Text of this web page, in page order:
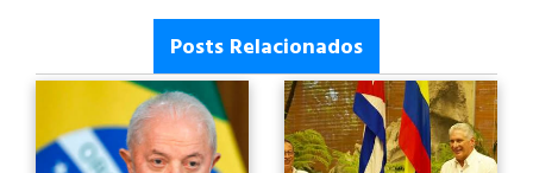
Posts Relacionados